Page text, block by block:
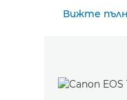
Вижте